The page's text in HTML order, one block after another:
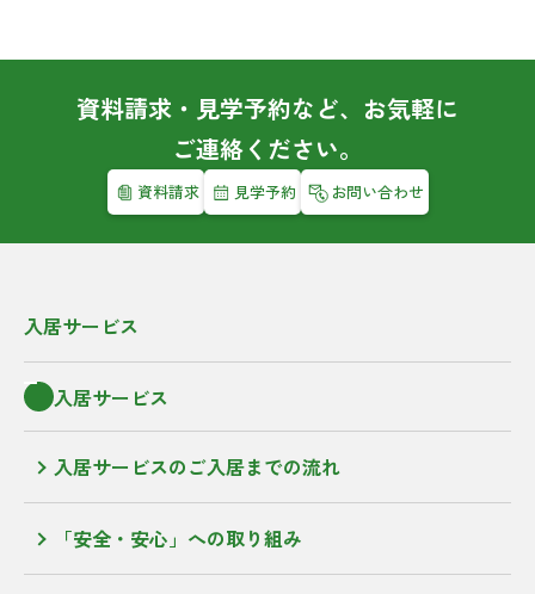
資料請求・見学予約など、お気軽に
ご連絡ください。
資料請求 見学予約 お問い合わせ
入居サービス
入居サービス
入居サービスのご入居までの流れ
「安全・安心」への取り組み